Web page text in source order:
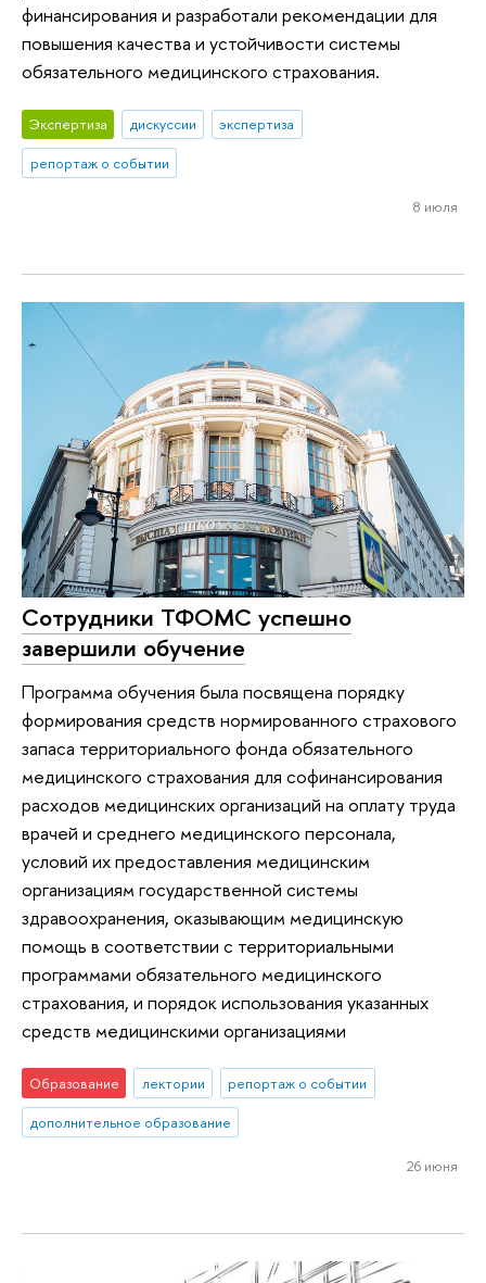
финансирования и разработали рекомендации для
повышения качества и устойчивости системы
обязательного медицинского страхования.
Экспертиза дискуссии
экспертиза
репортаж о событии
8 июля
Сотрудники ТФОМС успешно
завершили обучение
Программа обучения была посвящена порядку
формирования средств нормированного страхового
запаса территориального фонда обязательного
медицинского страхования для софинансирования
расходов медицинских организаций на оплату труда
врачей и среднего медицинского персонала,
условий их предоставления медицинским
организациям государственной системы
здравоохранения, оказывающим медицинскую
помощь в соответствии с территориальными
программами обязательного медицинского
страхования, и порядок использования указанных
средств медицинскими организациями
Образование лектории
репортаж о событии
дополнительное образование
26 июня